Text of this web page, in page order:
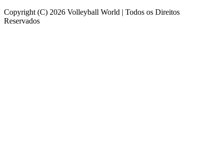
Copyright (C) 2026 Volleyball World | Todos os Direitos
Reservados